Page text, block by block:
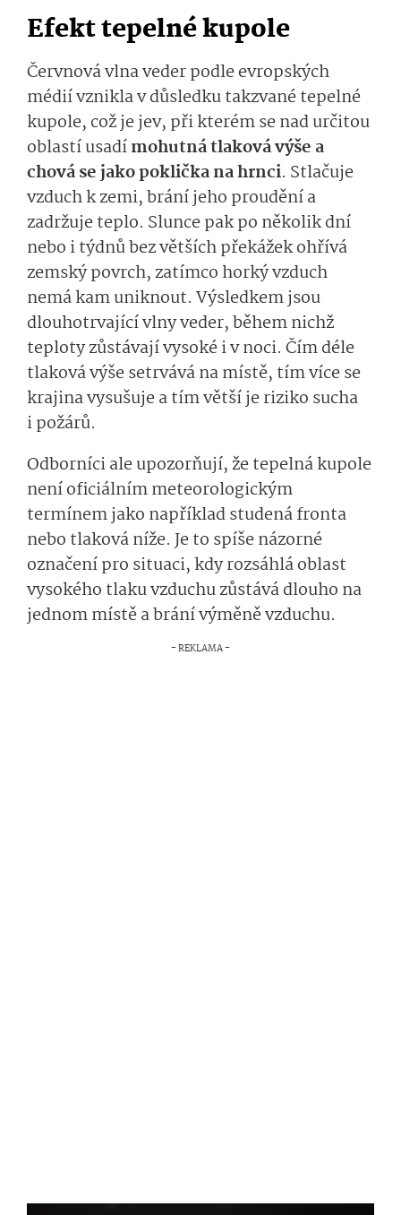
Efekt tepelné kupole
Červnová vlna veder podle evropských
médií vznikla v důsledku takzvané tepelné
kupole, což je jev, při kterém se nad určitou
oblastí usadímohutná tlaková výše a
chová se jako poklička na hrnci. Stlačuje
vzduch k zemi, brání jeho proudění a
zadržuje teplo. Slunce pak po několik dní
nebo i týdnů bez větších překážek ohřívá
zemský povrch, zatímco horký vzduch
nemá kam uniknout. Výsledkem jsou
dlouhotrvající vlny veder, během nichž
teploty zůstávají vysoké i v noci. Čím déle
tlaková výše setrvává na místě, tím více se
krajina vysušuje a tím větší je riziko sucha
i požárů.
Odborníci ale upozorňují, že tepelná kupole
není oficiálním meteorologickým
termínem jako například studená fronta
nebo tlaková níže. Je to spíše názorné
označení pro situaci, kdy rozsáhlá oblast
vysokého tlaku vzduchu zůstává dlouho na
jednom místě a brání výměně vzduchu.